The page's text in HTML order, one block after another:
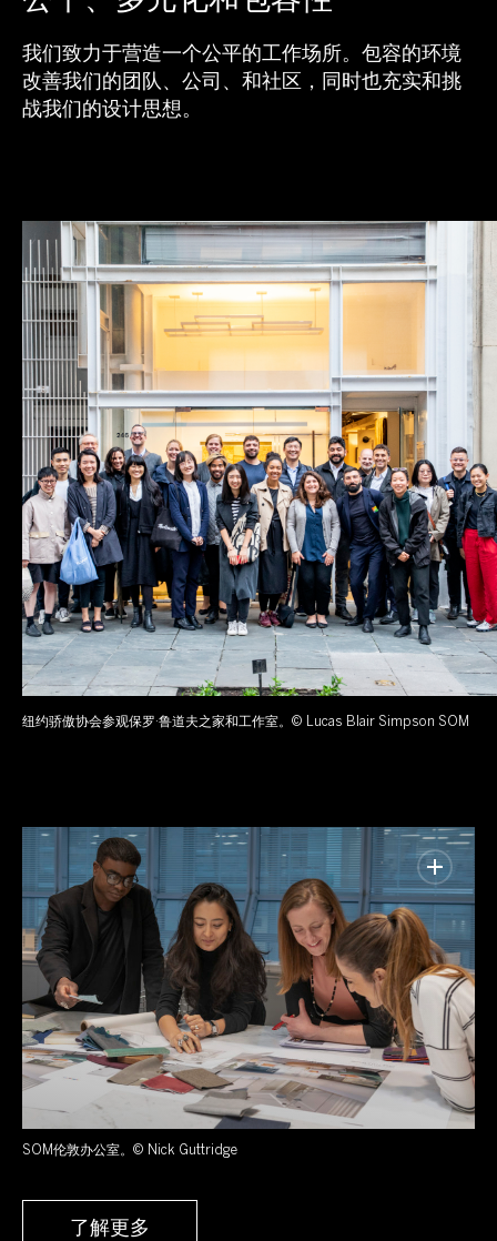
我们致力于营造一个公平的工作场所。包容的环境
改善我们的团队、公司、和社区，同时也充实和挑
战我们的设计思想。
纽约骄傲协会参观保罗·鲁道夫之家和工作室。© Lucas Blair Simpson SOM
SOM伦敦办公室。© Nick Guttridge
了解更多